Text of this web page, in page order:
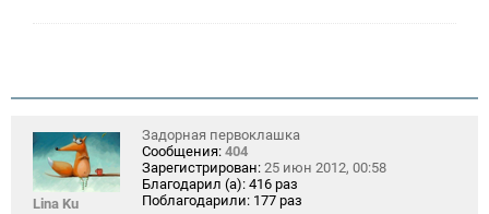
Lina Ku
Задорная первоклашка
Сообщения: 404
Зарегистрирован: 25 июн 2012, 00:58
Благодарил (а): 416 раз
Поблагодарили: 177 раз